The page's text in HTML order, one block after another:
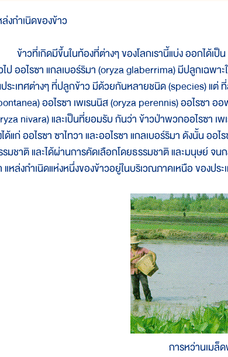
งกำเนิดของข้าว
ข้าวที่เกิดมีขึ้นในท้องที่ต่างๆ ของโลกเรานี้แบ่ง ออกได้เป็
ไป ออไรซา แกลเบอร์ริมา (oryza glaberrima) มีปลูกเฉพา
ระเทศต่างๆ ที่ปลูกข้าว มีด้วยกันหลายชนิด (species) แต่
ออไรซา เพเรนนิส (oryza perennis) ออไรซา
nivara) และเป็นที่ยอมรับ กันว่า ข้าวป่าพวกออไรซา เ
ด้แก่ ออไรซา ซาไทวา และออไรซา แกลเบอร์ริมา ดังนั้น อ
รมชาติ และได้ผ่านการคัดเลือกโดยธรรมชาติ และมนุษย์
แหล่งกำเนิดแห่งหนึ่งของข้าวอยู่ในบริเวณภาคเหนือ ของปร
การหว่านเมล็